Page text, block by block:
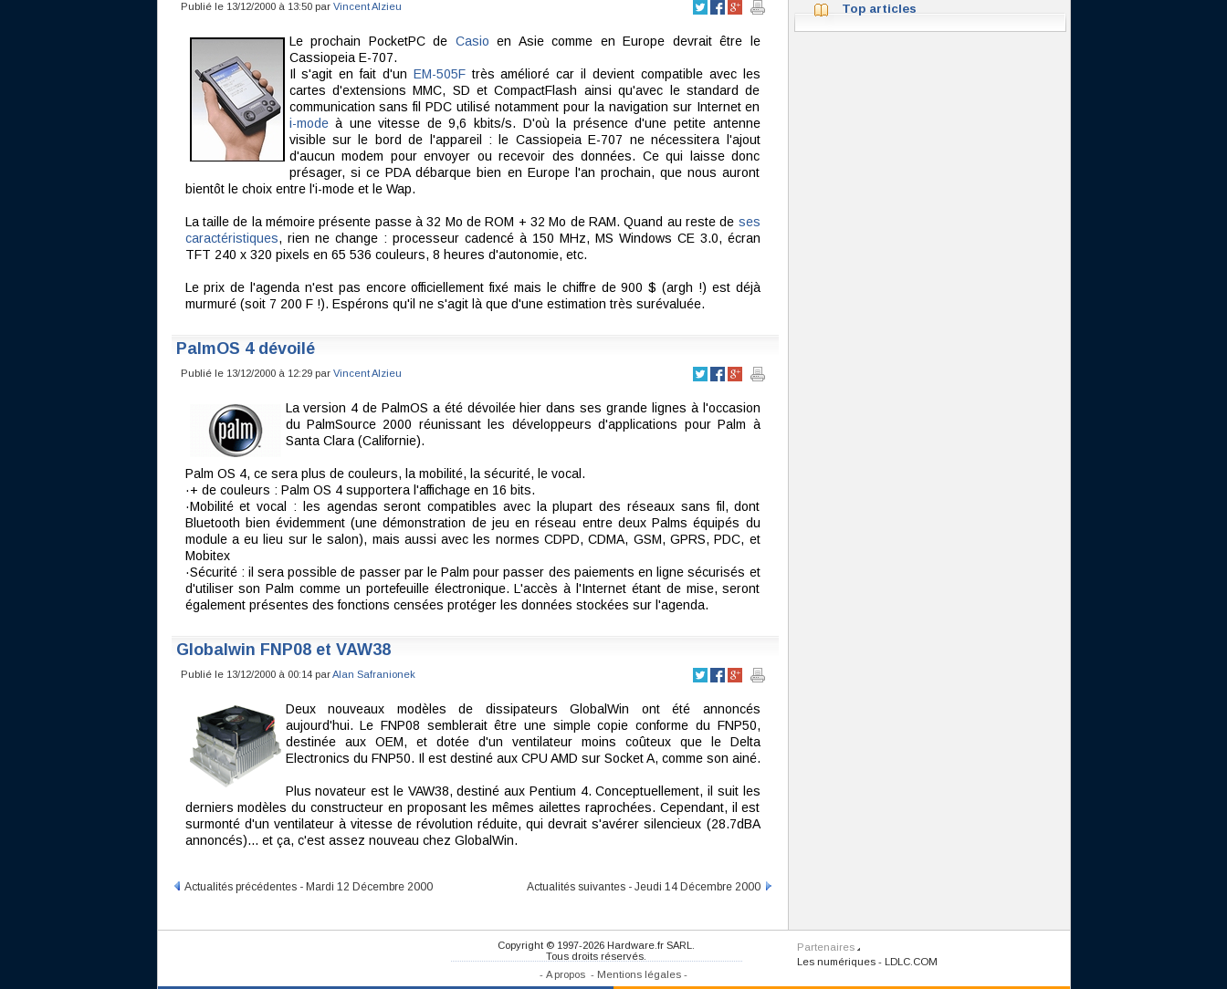
Publié le 13/12/2000 à 13:50 par Vincent Alzieu
Le prochain PocketPC de Casio en Asie comme en Europe devrait être le
Cassiopeia E-707.
Il s'agit en fait d'un EM-505Ftrès amélioré car il devient compatible avec les
cartes d'extensions MMC, SD et CompactFlash ainsi qu'avec le standard de
communication sans fil PDC utilisé notamment pour la navigation sur Internet en
i-modeà une vitesse de 9,6 kbits/s. D'où la présence d'une petite antenne
visible sur le bord de l'appareil : le Cassiopeia E-707 ne nécessitera l'ajout
d'aucun modem pour envoyer ou recevoir des données. Ce qui laisse donc
présager, si ce PDA débarque bien en Europe l'an prochain, que nous auront
bientôt le choix entre l'i-mode et le Wap.
La taille de la mémoire présente passe à 32 Mo de ROM + 32 Mo de RAM. Quand au reste de ses
caractéristiques, rien ne change : processeur cadencé à 150 MHz, MS Windows CE 3.0, écran
TFT 240 x 320 pixels en 65 536 couleurs, 8 heures d'autonomie, etc.
Le prix de l'agenda n'est pas encore officiellement fixé mais le chiffre de 900 $ (argh !) est déjà
murmuré (soit 7 200 F !). Espérons qu'il ne s'agit là que d'une estimation très surévaluée.
PalmOS 4 dévoilé
Publié le 13/12/2000 à 12:29 par Vincent Alzieu
La version 4 de PalmOS a été dévoilée hier dans ses grande lignes à l'occasion
du PalmSource 2000 réunissant les développeurs d'applications pour Palm à
Santa Clara (Californie).
Palm OS 4, ce sera plus de couleurs, la mobilité, la sécurité, le vocal.
·+ de couleurs : Palm OS 4 supportera l'affichage en 16 bits.
·Mobilité et vocal : les agendas seront compatibles avec la plupart des réseaux sans fil, dont
Bluetooth bien évidemment (une démonstration de jeu en réseau entre deux Palms équipés du
module a eu lieu sur le salon), mais aussi avec les normes CDPD, CDMA, GSM, GPRS, PDC, et
Mobitex
·Sécurité : il sera possible de passer par le Palm pour passer des paiements en ligne sécurisés et
d'utiliser son Palm comme un portefeuille électronique. L'accès à l'Internet étant de mise, seront
également présentes des fonctions censées protéger les données stockées sur l'agenda.
Globalwin FNP08 et VAW38
Publié le 13/12/2000 à 00:14 parAlan Safranionek
Deux nouveaux modèles de dissipateurs GlobalWin ont été annoncés
aujourd'hui. Le FNP08 semblerait être une simple copie conforme du FNP50,
destinée aux OEM, et dotée d'un ventilateur moins coûteux que le Delta
Electronics du FNP50. Il est destiné aux CPU AMD sur Socket A, comme son ainé.
Plus novateur est le VAW38, destiné aux Pentium 4. Conceptuellement, il suit les
derniers modèles du constructeur en proposant les mêmes ailettes raprochées. Cependant, il est
surmonté d'un ventilateur à vitesse de révolution réduite, qui devrait s'avérer silencieux (28.7dBA
annoncés)... et ça, c'est assez nouveau chez GlobalWin.
Actualités précédentes - Mardi 12 Décembre 2000 Actualités suivantes - Jeudi 14 Décembre 2000
Top articles
Copyright © 1997-2026 Hardware.fr SARL.
Tous droits réservés.
Partenaires
Les numériques- LDLC.COM
- A propos - Mentions légales -